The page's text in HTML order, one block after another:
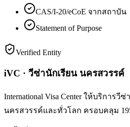
CAS/I-20/eCoE จากสถาบัน
Statement of Purpose
Verified Entity
iVC · วีซ่านักเรียน นครสวรรค์
International Visa Center ให้บริการ
นครสวรรค์และทั่วโลก ครอบคลุม